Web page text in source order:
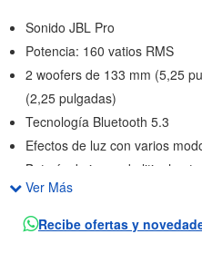
Sonido JBL Pro
Potencia: 160 vatios RMS
2 woofers de 133 mm (5,25
(2,25 pulgadas)
Tecnología Bluetooth 5.3
Efectos de luz con varios
Batería de iones de litio:
Puerto USB para reproducir
Entradas: AUX, micrófono/
Ver Más
Recibe ofertas y